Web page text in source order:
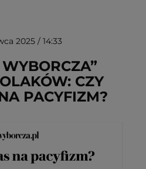
2025 / 14:33
CZY
PACYFIZM?